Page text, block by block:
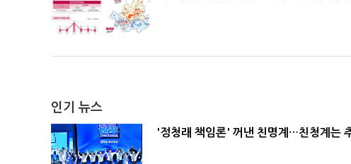
인기 뉴스
'정청래 책임론' 꺼낸 친명계…친청계는